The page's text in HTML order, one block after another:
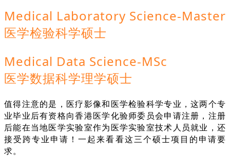
Medical Laboratory Science-Master
医学检验科学硕士
Medical Data Science-MSc
医学数据科学理学硕士
值得注意的是，医疗影像和医学检验科学专业，这两个专
业毕业后有资格向香港医学化验师委员会申请注册，注册
后能在当地医学实验室作为医学实验室技术人员就业，还
接受跨专业申请！一起来看看这三个硕士项目的申请要
求。